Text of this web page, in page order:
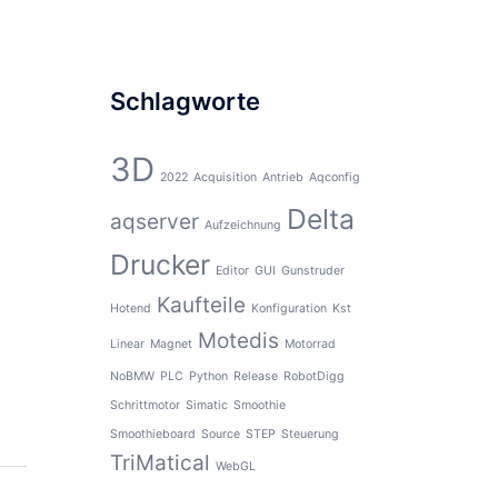
Schlagworte
3D 2022 Acquisition Antrieb Aqconfig
aqserver Aufzeichnung
Delta
Drucker Editor GUI Gunstruder
Hotend Kaufteile Konfiguration Kst
Linear Magnet Motedis Motorrad
NoBMW PLC Python Release RobotDigg
Schrittmotor Simatic Smoothie
Smoothieboard Source STEP Steuerung
TriMatical WebGL